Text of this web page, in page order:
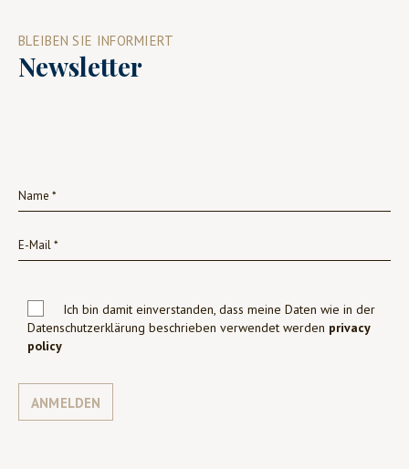
BLEIBEN SIE INFORMIERT
Newsletter
Ich bin damit einverstanden, dass meine Daten wie in der
Datenschutzerklärung beschrieben verwendet werden privacy
policy
ANMELDEN